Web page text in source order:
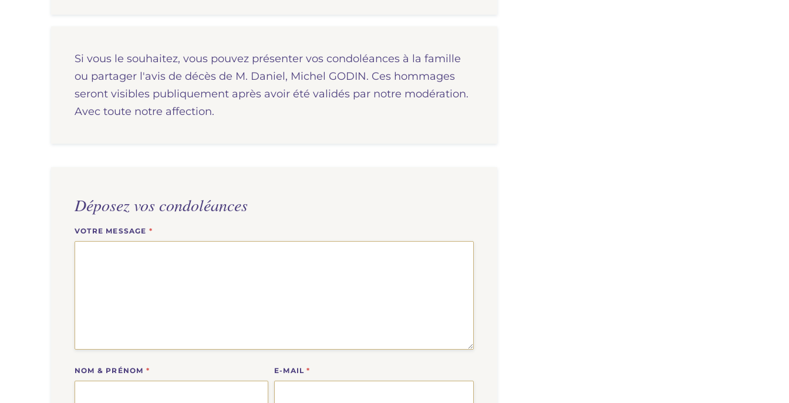
Si vous le souhaitez, vous pouvez présenter vos condoléances à la famille
ou partager l'avis de décès de M. Daniel, Michel GODIN. Ces hommages
seront visibles publiquement après avoir été validés par notre modération.
Avec toute notre affection.
Déposez vos condoléances
VOTRE MESSAGE *
NOM & PRÉNOM * E-MAIL*